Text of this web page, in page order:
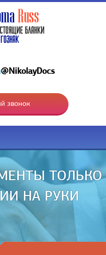
@NikolayDocs
звонок
ТОЛЬКО
НА РУКИ